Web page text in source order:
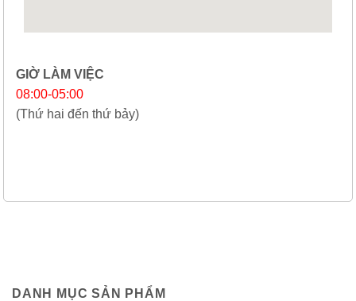
GIỜ LÀM VIỆC
08:00-05:00
(Thứ hai đến thứ bảy)
DANH MỤC SẢN PHẨM